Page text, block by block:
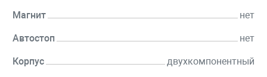
Магнит нет
Автостоп нет
Корпус двухкомпонентный